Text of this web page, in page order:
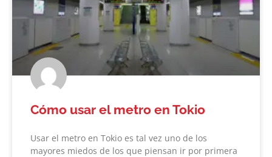
Cómo usar el metro en Tokio
Usar el metro en Tokio es tal vez uno de los
mayores miedos de los que piensan ir por primera